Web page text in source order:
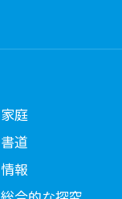
家庭
書道
情報